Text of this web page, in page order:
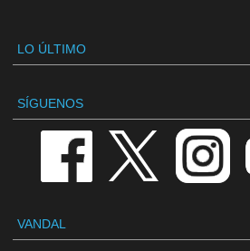
LO ÚLTIMO
SÍGUENOS
VANDAL